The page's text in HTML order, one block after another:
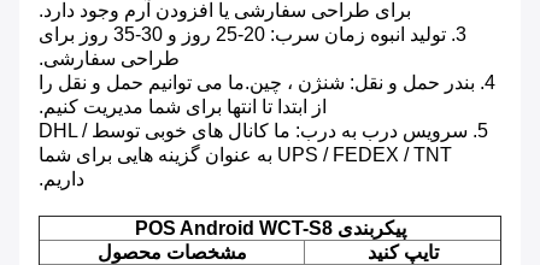
برای طراحی سفارشی یا افزودن آرم وجود دارد.
3. تولید انبوه زمان سرب: 20-25 روز و 30-35 روز برای
طراحی سفارشی.
4. بندر حمل و نقل: شنژن ، چین.ما می توانیم حمل و نقل را
از ابتدا تا انتها برای شما مدیریت کنیم.
5. سرویس درب به درب: ما کانال های خوبی توسط DHL /
UPS / FEDEX / TNT به عنوان گزینه هایی برای شما
داریم.
پیکربندی POS Android WCT-S8
تایپ کنید
مشخصات محصول